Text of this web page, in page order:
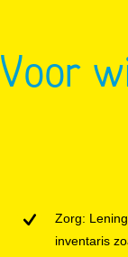
Voor
Zorg:
inventaris